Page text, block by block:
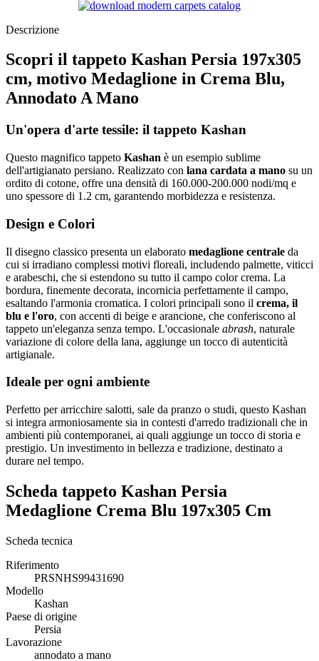
Descrizione
Scopri il tappeto Kashan Persia 197x305
cm, motivo Medaglione in Crema Blu,
Annodato A Mano
Un'opera d'arte tessile: il tappeto Kashan
Questo magnifico tappeto Kashan è un esempio sublime
dell'artigianato persiano. Realizzato con lana cardata a mano su un
ordito di cotone, offre una densità di 160.000-200.000 nodi/mq e
uno spessore di 1.2 cm, garantendo morbidezza e resistenza.
Design e Colori
Il disegno classico presenta un elaborato medaglione centrale da
cui si irradiano complessi motivi floreali, includendo palmette, viticci
e arabeschi, che si estendono su tutto il campo color crema. La
bordura, finemente decorata, incornicia perfettamente il campo,
esaltando l'armonia cromatica. I colori principali sono il crema, il
blu e l'oro, con accenti di beige e arancione, che conferiscono al
tappeto un'eleganza senza tempo. L'occasionale abrash, naturale
variazione di colore della lana, aggiunge un tocco di autenticità
artigianale.
Ideale per ogni ambiente
Perfetto per arricchire salotti, sale da pranzo o studi, questo Kashan
si integra armoniosamente sia in contesti d'arredo tradizionali che in
ambienti più contemporanei, ai quali aggiunge un tocco di storia e
prestigio. Un investimento in bellezza e tradizione, destinato a
durare nel tempo.
Scheda tappeto Kashan Persia
Medaglione Crema Blu 197x305 Cm
Scheda tecnica
Riferimento
PRSNHS99431690
Modello
Kashan
Paese di origine
Persia
Lavorazione
annodato a mano